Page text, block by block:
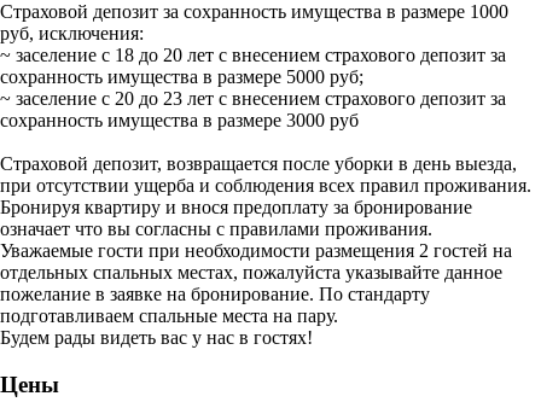
Страховой депозит за сохранность имущества в размере 1000
руб, исключения:
~ заселение с 18 до 20 лет с внесением страхового депозит за
сохранность имущества в размере 5000 руб;
~ заселение с 20 до 23 лет с внесением страхового депозит за
сохранность имущества в размере 3000 руб
Страховой депозит, возвращается после уборки в день выезда,
при отсутствии ущерба и соблюдения всех правил проживания.
Бронируя квартиру и внося предоплату за бронирование
означает что вы согласны с правилами проживания.
Уважаемые гости при необходимости размещения 2 гостей на
отдельных спальных местах, пожалуйста указывайте данное
пожелание в заявке на бронирование. По стандарту
подготавливаем спальные места на пару.
Будем рады видеть вас у нас в гостях!
Цены